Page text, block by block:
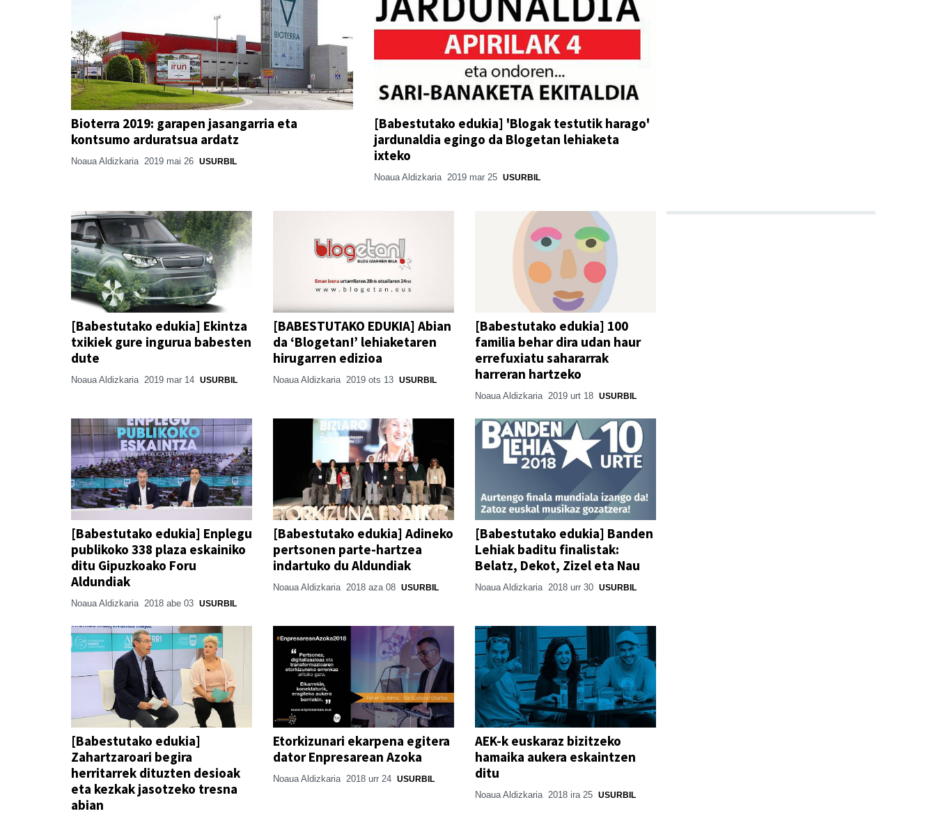
Bioterra 2019: garapen jasangarria eta
kontsumo arduratsua ardatz
Noaua Aldizkaria 2019 mai 26 USURBIL
[Babestutako edukia] 'Blogak testutik harago'
jardunaldia egingo da Blogetan lehiaketa
ixteko
Noaua Aldizkaria 2019 mar 25 USURBIL
[Babestutako edukia] Ekintza
txikiek gure ingurua babesten
dute
Noaua Aldizkaria 2019 mar 14 USURBIL
[BABESTUTAKO EDUKIA] Abian
da ‘Blogetan!’ lehiaketaren
hirugarren edizioa
Noaua Aldizkaria 2019 ots 13 USURBIL
[Babestutako edukia] 100
familia behar dira udan haur
errefuxiatu sahararrak
harreran hartzeko
Noaua Aldizkaria 2019 urt 18 USURBIL
[Babestutako edukia] Enplegu
publikoko 338 plaza eskainiko
ditu Gipuzkoako Foru
Aldundiak
Noaua Aldizkaria 2018 abe 03 USURBIL
[Babestutako edukia] Adineko
pertsonen parte-hartzea
indartuko du Aldundiak
Noaua Aldizkaria 2018 aza 08 USURBIL
[Babestutako edukia] Banden
Lehiak baditu finalistak:
Belatz, Dekot, Zizel eta Nau
Noaua Aldizkaria 2018 urr 30 USURBIL
[Babestutako edukia]
Zahartzaroari begira
herritarrek dituzten desioak
eta kezkak jasotzeko tresna
abian
Etorkizunari ekarpena egitera
dator Enpresarean Azoka
Noaua Aldizkaria 2018 urr 24 USURBIL
AEK-k euskaraz bizitzeko
hamaika aukera eskaintzen
ditu
Noaua Aldizkaria 2018 ira 25 USURBIL